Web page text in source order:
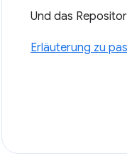
Und das
Erläuterung zu